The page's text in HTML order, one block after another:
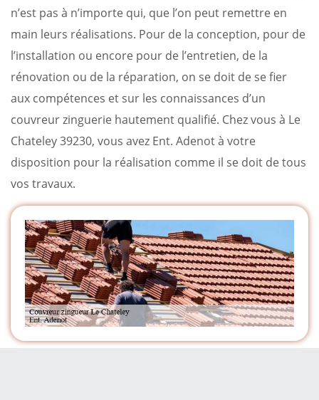
n’est pas à n’importe qui, que l’on peut remettre en
main leurs réalisations. Pour de la conception, pour de
l’installation ou encore pour de l’entretien, de la
rénovation ou de la réparation, on se doit de se fier
aux compétences et sur les connaissances d’un
couvreur zinguerie hautement qualifié. Chez vous à Le
Chateley 39230, vous avez Ent. Adenot à votre
disposition pour la réalisation comme il se doit de tous
vos travaux.